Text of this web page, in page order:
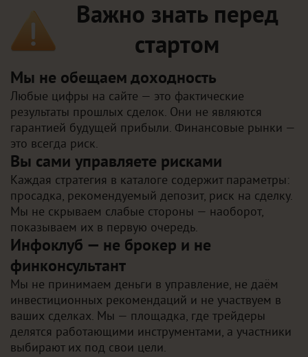
Важно знать перед
стартом
Мы не обещаем доходность
Любые цифры на сайте — это фактические
результаты прошлых сделок. Они не являются
гарантией будущей прибыли. Финансовые рынки —
это всегда риск.
Вы сами управляете рисками
Каждая стратегия в каталоге содержит параметры:
просадка, рекомендуемый депозит, риск на сделку.
Мы не скрываем слабые стороны — наоборот,
показываем их в первую очередь.
Инфоклуб — не брокер и не
финконсультант
Мы не принимаем деньги в управление, не даём
инвестиционных рекомендаций и не участвуем в
ваших сделках. Мы — площадка, где трейдеры
делятся работающими инструментами, а участники
выбирают их под свои цели.